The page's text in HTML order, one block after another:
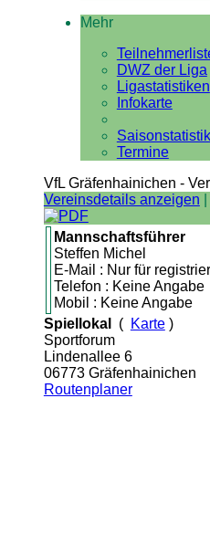
Mehr
DWZ der Liga
Ligastatistiken
Infokarte
Termine
VfL Gräfenhainichen -
Vereinsdetails anzeigen
Mannschaftsführer
Steffen Michel
E-Mail : Nur für
Telefon : Keine Angabe
Mobil : Keine Angabe
Spiellokal
( Karte)
Sportforum
Lindenallee 6
06773 Gräfenhainichen
Routenplaner